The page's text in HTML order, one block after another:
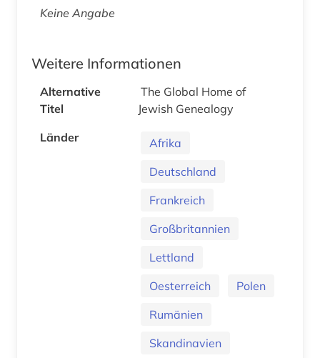
Keine Angabe
Weitere Informationen
Alternative
Titel
The Global Home of
Jewish Genealogy
Länder
Afrika
Deutschland
Frankreich
Großbritannien
Lettland
Oesterreich
Polen
Rumänien
Skandinavien